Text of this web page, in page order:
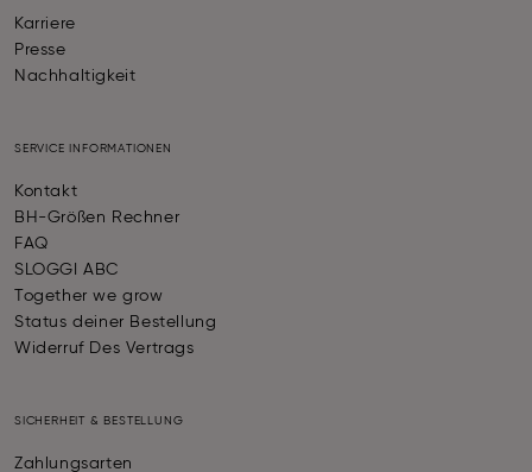
Karriere
Presse
Nachhaltigkeit
SERVICE INFORMATIONEN
Kontakt
BH-Größen Rechner
FAQ
SLOGGI ABC
Together we grow
Status deiner Bestellung
Widerruf Des Vertrags
SICHERHEIT & BESTELLUNG
Zahlungsarten